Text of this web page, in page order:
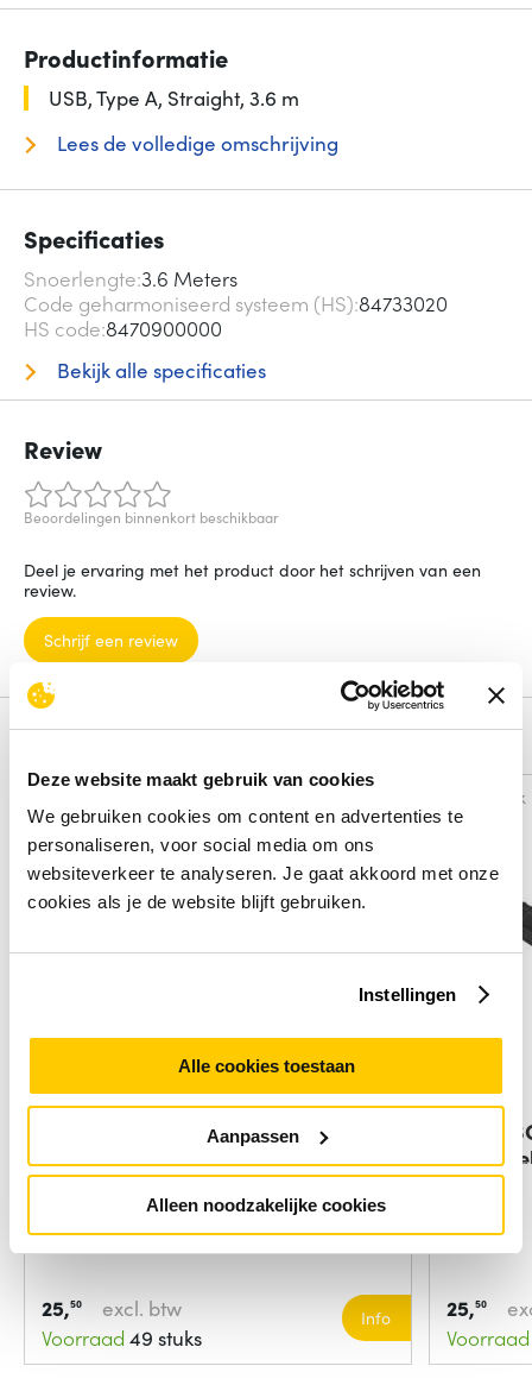
Deze website maakt gebruik van cookies
We gebruiken cookies om content en advertenties te
personaliseren, voor social media om ons
websiteverkeer te analyseren. Je gaat akkoord met onze
cookies als je de website blijft gebruiken.
Instellingen
Alle cookies toestaan
Aanpassen
Alleen noodzakelijke cookies
Productinformatie
USB, Type A, Straight, 3.6 m
Lees de volledige omschrijving
Specificaties
Snoerlengte 3.6 Meters
Code geharmoniseerd systeem (HS) 84733020
HS code 8470900000
Bekijk alle specificaties
Review
Beoordelingen binnenkort beschikbaar
Deel je ervaring met het product door het schrijven van een
review.
Schrijf een review
Zebra MC33 RIGID HOLSTER FOR
BRICK
25,50
excl. btw
Voorraad 49 stuks
Info
Vergelijk
Zebra
25,50
Voorraad